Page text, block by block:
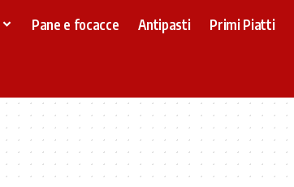
Pane e focacce Antipasti Primi Piatti